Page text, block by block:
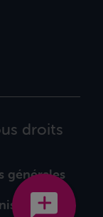
droits
générales